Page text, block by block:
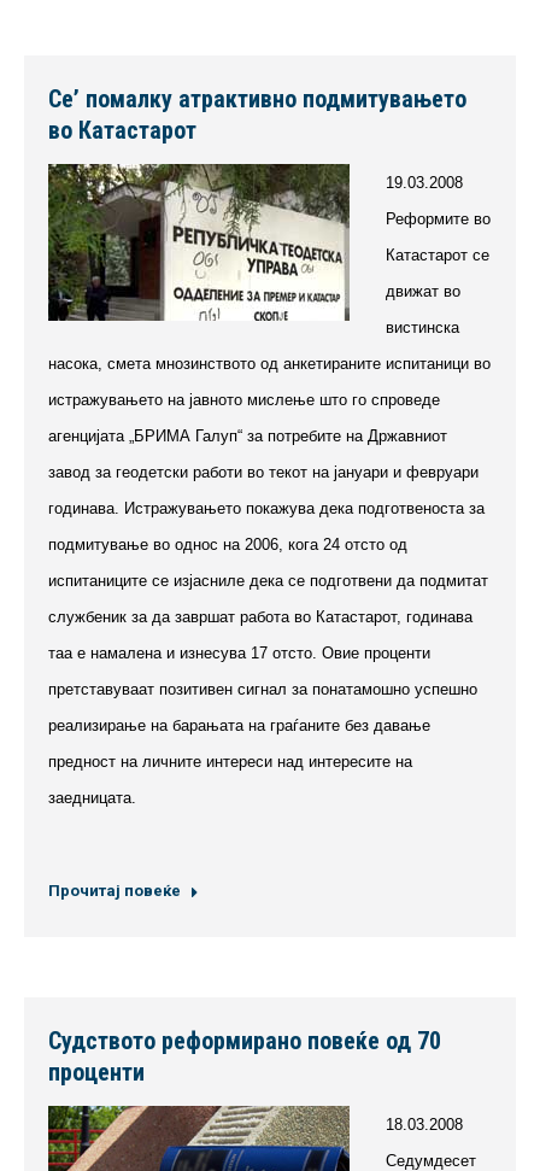
Се’ помалку атрактивно подмитувањето
во Катастарот
19.03.2008
Реформите во
Катастарот се
движат во
вистинска
насока, смета мнозинството од анкетираните испитаници во
истражувањето на јавното мислење што го спроведе
агенцијата „БРИМА Галуп“ за потребите на Државниот
завод за геодетски работи во текот на јануари и февруари
годинава. Истражувањето покажува дека подготвеноста за
подмитување во однос на 2006, кога 24 отсто од
испитаниците се изјасниле дека се подготвени да подмитат
службеник за да завршат работа во Катастарот, годинава
таа е намалена и изнесува 17 отсто. Овие проценти
претставуваат позитивен сигнал за понатамошно успешно
реализирање на барањата на граѓаните без давање
предност на личните интереси над интересите на
заедницата.
Прочитај повеќе
Судството реформирано повеќе од 70
проценти
18.03.2008
Седумдесет